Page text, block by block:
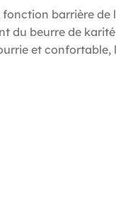
fonction barrière
du beurre de
et